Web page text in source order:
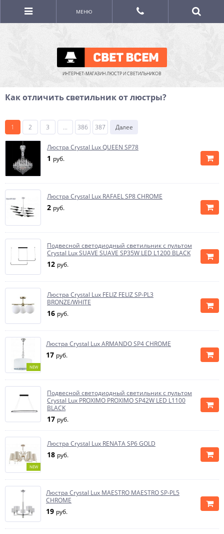
ИНТЕРНЕТ-МАГАЗИН ЛЮСТР И СВЕТИЛЬНИКОВ
МЕНЮ
Как отличить светильник от люстры?
1 2 3 ... 386 387 Далее
Люстра Crystal Lux QUEEN SP78
1 руб.
Люстра Crystal Lux RAFAEL SP8 CHROME
2 руб.
Подвесной светодиодный светильник с пультом
Crystal Lux SUAVE SUAVE SP35W LED L1200 BLACK
12 руб.
Люстра Crystal Lux FELIZ FELIZ SP-PL3
BRONZE/WHITE
16 руб.
NEW
Люстра Crystal Lux ARMANDO SP4 CHROME
17 руб.
Подвесной светодиодный светильник с пультом
Crystal Lux PROXIMO PROXIMO SP42W LED L1100
BLACK
17 руб.
NEW
Люстра Crystal Lux RENATA SP6 GOLD
18 руб.
Люстра Crystal Lux MAESTRO MAESTRO SP-PL5
CHROME
19 руб.